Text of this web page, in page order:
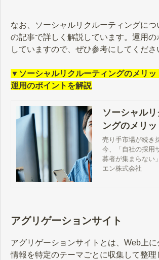
なお、ソーシャルリクルーティングにつ
の記事で詳しく解説しています。運用の
していますので、ぜひ参考にしてくださ
▼ソーシャルリクルーティングのメリッ
運用のポイントを解説
ソーシャル
ングのメリ
点や運用の
説
売り手市場が続き
今、「自社の採用
募者が集まらない
求人広告を出した
の採用手法の一つ
クルーティング”
グの概要をはじめ
や注意点、運用の
エン株式会社
アグリゲーションサイト
アグリゲーションサイトとは、Web上に
情報を特定のテーマごとに収集して整